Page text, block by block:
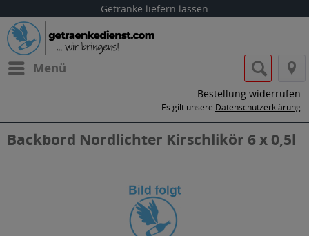
Getränke liefern lassen
Menü
Bestellung widerrufen
Es gilt unsere Datenschutzerklärung
Backbord Nordlichter Kirschlikör 6 x 0,5l